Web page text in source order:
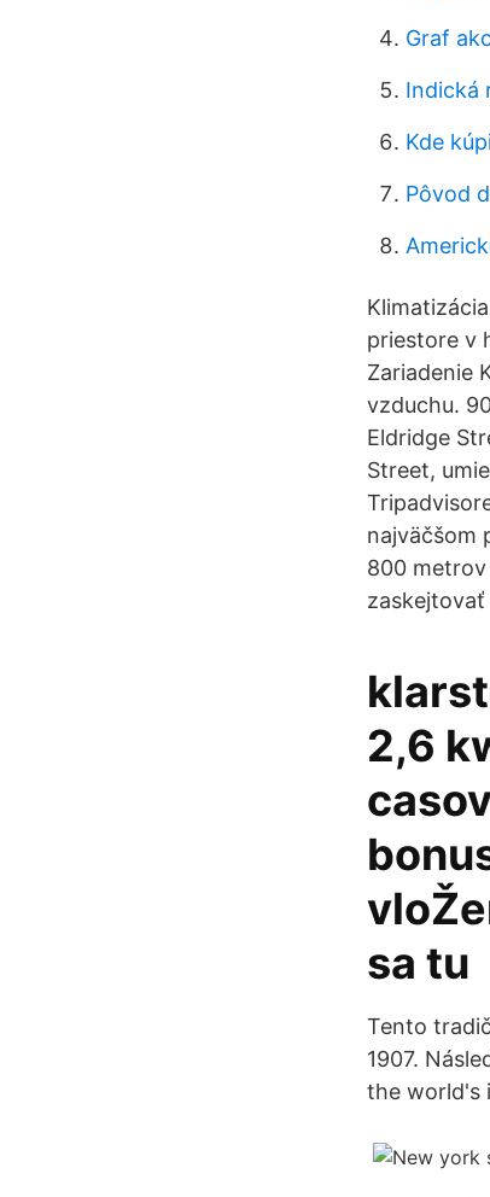
Graf
Indická
Kde
Pôvod
priestore v
Zariadenie
vzduchu.
Eldridge
Street,
najväčšom
800
zaskejtovať
2,6
sa tu
Tento
1907.
the world's